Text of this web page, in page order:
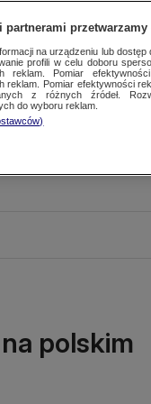
polskim
partnerami
na urządzeniu lub
profili w celu doboru
reklam. Pomiar
reklam. Pomiar efektywności
z różnych źródeł.
do wyboru reklam.